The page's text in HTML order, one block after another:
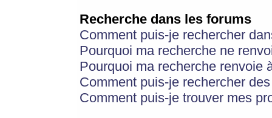
Recherche dans les forums
Comment puis-je rechercher
Pourquoi ma recherche ne
Pourquoi ma recherche renvoie
Comment puis-je rechercher
Comment puis-je trouver mes